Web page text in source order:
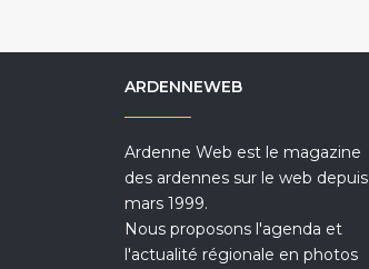
ARDENNEWEB
Ardenne Web est le magazine
des ardennes sur le web depuis
mars 1999.
Nous proposons l'agenda et
l'actualité régionale en photos